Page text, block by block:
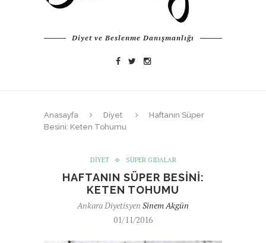
Diyet ve Beslenme Danışmanlığı
Anasayfa Diyet
Haftanın Süper
Besini: Keten Tohumu
DIYET SÜPER GIDALAR
HAFTANIN SÜPER BESINI:
KETEN TOHUMU
Ankara Diyetisyen Sinem Akgün
01/11/2016